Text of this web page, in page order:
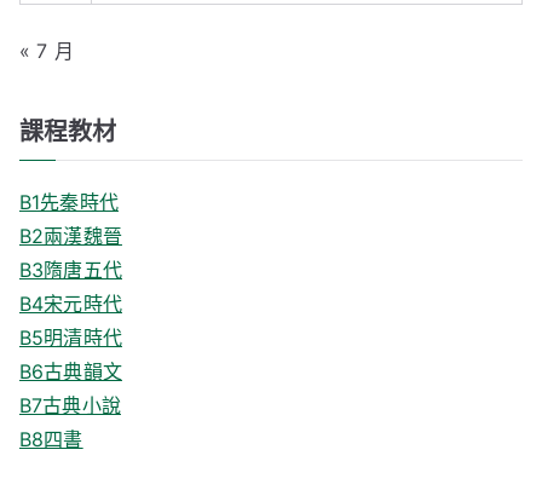
« 7 月
課程教材
B1先秦時代
B2兩漢魏晉
B3隋唐五代
B4宋元時代
B5明清時代
B6古典韻文
B7古典小說
B8四書